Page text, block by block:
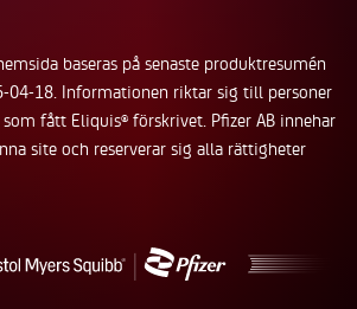
baseras på senaste produktresumén
04-18. Informationen riktar sig till personer
som fått Eliquis® förskrivet. Pfizer AB innehar
site och reserverar sig alla rättigheter